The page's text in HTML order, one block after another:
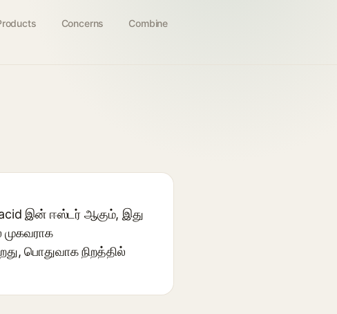
Concerns Combine
இன் ஈஸ்டர் ஆகும், இது
பொதுவாக நிறத்தில்